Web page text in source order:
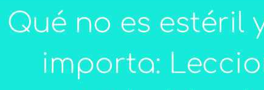
Qué no es estéril
importa: